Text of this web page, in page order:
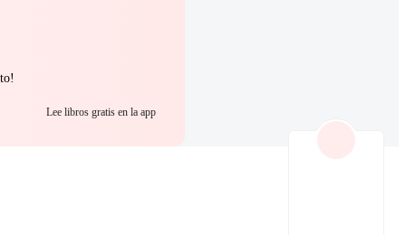
Lee libros gratis en la app